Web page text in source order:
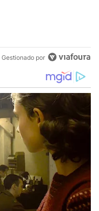
con 6 comentarios.
Gestionado por